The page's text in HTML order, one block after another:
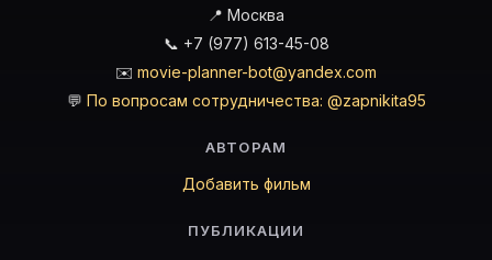
📍 Москва
📞 +7 (977) 613-45-08
✉️ movie-planner-bot@yandex.com
💬 По вопросам сотрудничества: @zapnikita95
АВТОРАМ
Добавить фильм
ПУБЛИКАЦИИ